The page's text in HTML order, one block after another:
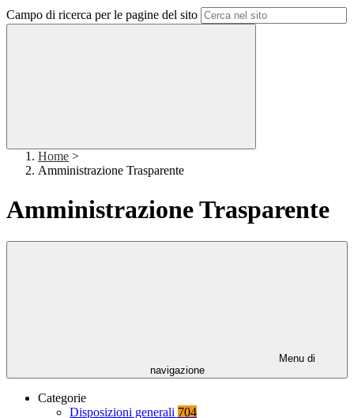
Campo di ricerca per le pagine del sito
Home >
Amministrazione Trasparente
Amministrazione Trasparente
Menu di
navigazione
Categorie
Disposizioni generali 704